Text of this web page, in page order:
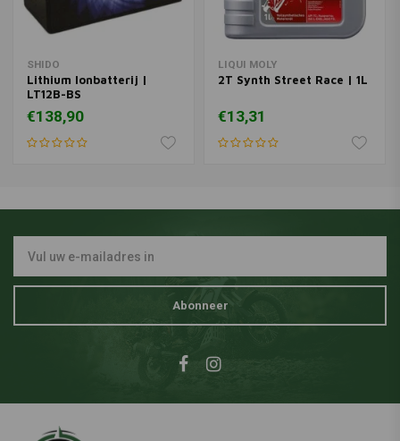
SHIDO
Lithium Ionbatterij |
LT12B-BS
€138,90
LIQUI MOLY
2T Synth Street Race | 1L
€13,31
Abonneer